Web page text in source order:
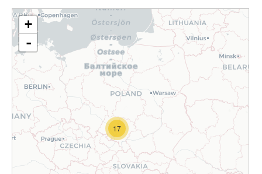
17
+
-